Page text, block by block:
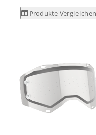
Produkte Vergleichen